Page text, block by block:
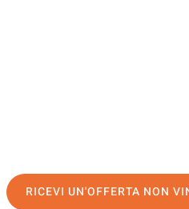
RICEVI UN'OFFERTA NON